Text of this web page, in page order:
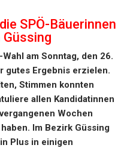
SPÖ-Bäuerinnen
Güssing
am Sonntag, den 26.
gutes Ergebnis erzielen.
Stimmen konnten
allen Kandidatinnen
Wochen
Im Bezirk Güssing
Plus in einigen